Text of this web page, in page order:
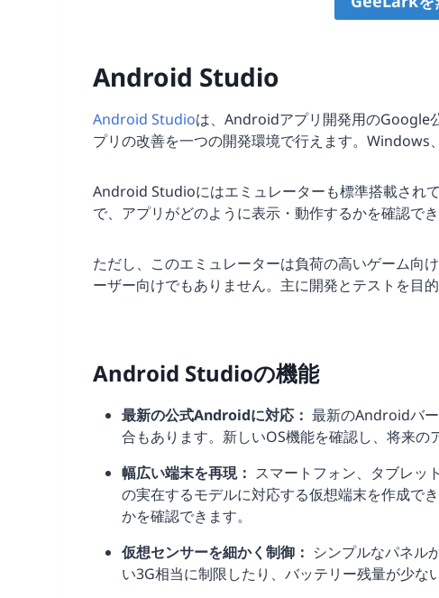
Android Studio
Android Studioは、Androidアプリ開発用のGoogle
プリの改善を一つの開発環境で行えます。Windows
Android Studioにはエミュレーターも標準搭載され
で、アプリがどのように表示・動作するかを確認でき
ただし、このエミュレーターは負荷の高いゲーム向
ーザー向けでもありません。主に開発とテストを目的
Android Studioの機能
最新の公式Androidに対応： 最新のAndroidバ
合もあります。新しいOS機能を確認し、将来の
幅広い端末を再現： スマートフォン、タブレッ
の実在するモデルに対応する仮想端末を作成で
かを確認できます。
仮想センサーを細かく制御： シンプルなパネル
い3G相当に制限したり、バッテリー残量が少な